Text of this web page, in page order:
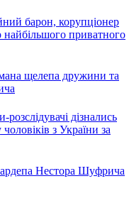
барон, корупціонер
приватного
щелепа дружини та
дізнались
з України за
Нестора Шуфрича